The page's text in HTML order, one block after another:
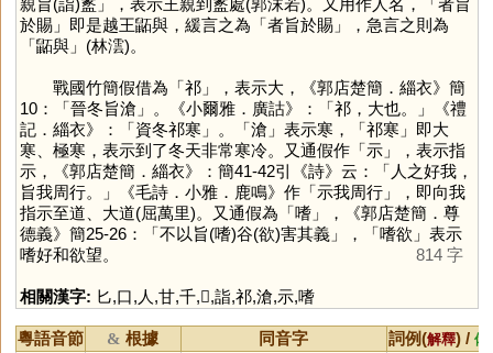
親旨(詣)盠」，表示王親到盠處(郭沫若)。又用作人名，「者旨
於賜」即是越王鼫與，緩言之為「者旨於賜」，急言之則為
「鼫與」(林澐)。
戰國竹簡假借為「祁」，表示大，《郭店楚簡．緇衣》簡
10：「晉冬旨滄」。《小爾雅．廣詁》：「祁，大也。」《禮
記．緇衣》：「資冬祁寒」。「滄」表示寒，「祁寒」即大
寒、極寒，表示到了冬天非常寒冷。又通假作「示」，表示指
示，《郭店楚簡．緇衣》：簡41-42引《詩》云：「人之好我，
旨我周行。」《毛詩．小雅．鹿鳴》作「示我周行」，即向我
指示至道、大道(屈萬里)。又通假為「嗜」，《郭店楚簡．尊
德義》簡25-26：「不以旨(嗜)谷(欲)害其義」，「嗜欲」表示
嗜好和欲望。
814 字
相關漢字: 匕,口,人,甘,千,𪊨,詣,祁,滄,示,嗜
粵語音節 & 根據 同音字 詞例(解釋) / 備